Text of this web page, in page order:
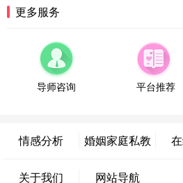
江苏-苏州 188****5187
微信用户 谢思明 通
四川-重庆
方案
更多服务
导师咨询 平台推荐
情感分析 婚姻家庭私教
关于我们 网站导航